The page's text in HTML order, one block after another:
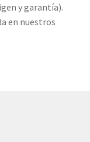
y garantía).
en nuestros